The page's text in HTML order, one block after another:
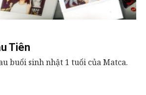
Tiên
buổi sinh nhật 1 tuổi của Matca.